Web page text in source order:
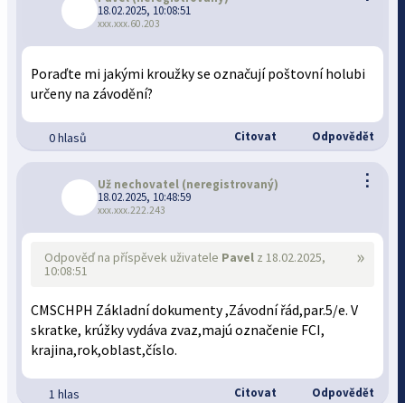
18.02.2025, 10:08:51
xxx.xxx.60.203
Poraďte mi jakými kroužky se označují poštovní holubi
určeny na závodění?
0 hlasů Citovat Odpovědět
⋮
Už nechovatel (neregistrovaný)
18.02.2025, 10:48:59
xxx.xxx.222.243
»
Odpověď na příspěvek uživatele Pavel z 18.02.2025,
10:08:51
CMSCHPH Základní dokumenty ,Závodní řád,par.5/e. V
skratke, krúžky vydáva zvaz,majú označenie FCI,
krajina,rok,oblast,číslo.
1 hlas Citovat Odpovědět